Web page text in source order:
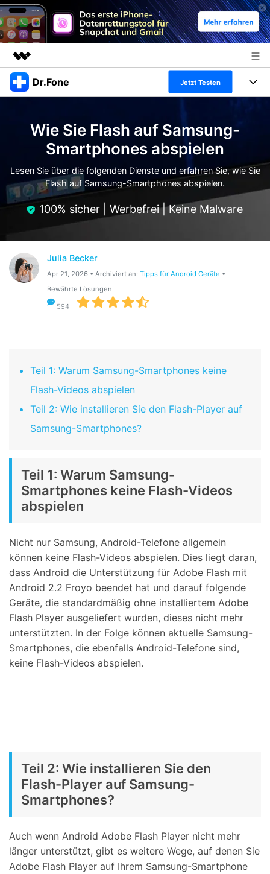
Top-Produkte
Dienstprogramme
Überblick
Presseraum
Shop
Dr.Fone Jetzt Testen
Alles-in-einem-Toolkit
Weitere Tools und Apps
Full Toolkit anzeigen >
Lösungen
Entdecken Sie weitere Dr.Fone-Lösungen
Lernen und Unterstützung
Ressourcen & Lernen
Hilfe und Unterstützung erhalten
Android 16 FRP-Umgehung
DOWNLOAD Anmelden
Suchen
Wie Sie Flash auf Samsung-
Smartphones abspielen
Lesen Sie über die folgenden Dienste und erfahren Sie, wie Sie
Flash auf Samsung-Smartphones abspielen.
100% sicher | Werbefrei | Keine Malware
Julia Becker
Apr 21, 2026 • Archiviert an: Tipps für Android Geräte •
Bewährte Lösungen
594
Teil 1: Warum Samsung-Smartphones keine
Flash-Videos abspielen
Teil 2: Wie installieren Sie den Flash-Player auf
Samsung-Smartphones?
Teil 1: Warum Samsung-
Smartphones keine Flash-Videos
abspielen
Nicht nur Samsung, Android-Telefone allgemein
können keine Flash-Videos abspielen. Dies liegt daran,
dass Android die Unterstützung für Adobe Flash mit
Android 2.2 Froyo beendet hat und darauf folgende
Geräte, die standardmäßig ohne installiertem Adobe
Flash Player ausgeliefert wurden, dieses nicht mehr
unterstützten. In der Folge können aktuelle Samsung-
Smartphones, die ebenfalls Android-Telefone sind,
keine Flash-Videos abspielen.
Teil 2: Wie installieren Sie den
Flash-Player auf Samsung-
Smartphones?
Auch wenn Android Adobe Flash Player nicht mehr
länger unterstützt, gibt es weitere Wege, auf denen Sie
Adobe Flash Player auf Ihrem Samsung-Smartphone